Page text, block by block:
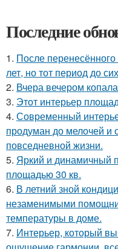
Последние
1. После
лет, но тот период до
2. Вчера вечером
3. Этот интерьер
4. Современный
продуман до мелочей и
повседневной жизни.
5. Яркий и динамичный
площадью 30 кв.
6. В летний зной
незаменимыми
температуры в доме.
7. Интерьер, который